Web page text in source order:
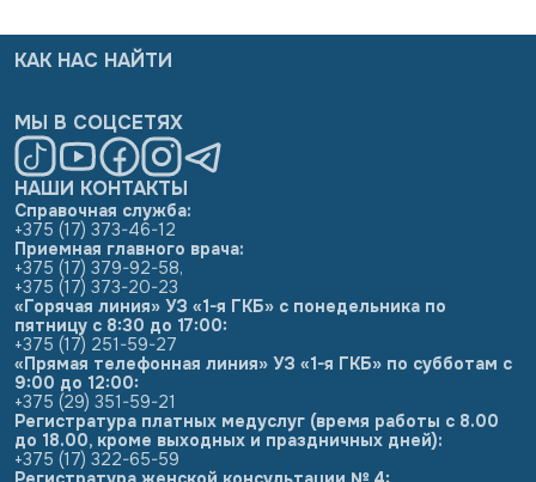
НАШИ КОНТАКТЫ
Справочная служба:
+375 (17) 373-46-12
Приемная главного врача:
+375 (17) 379-92-58,
+375 (17) 373-20-23
«Горячая линия» УЗ «1-я ГКБ» с понедельника по
пятницу с 8:30 до 17:00:
+375 (17) 251-59-27
«Прямая телефонная линия» УЗ «1-я ГКБ» по субботам с
9:00 до 12:00:
+375 (29) 351-59-21
Регистратура платных медуслуг (время работы с 8.00
до 18.00, кроме выходных и праздничных дней):
+375 (17) 322-65-59
КАК НАС НАЙТИ
МЫ В СОЦСЕТЯХ